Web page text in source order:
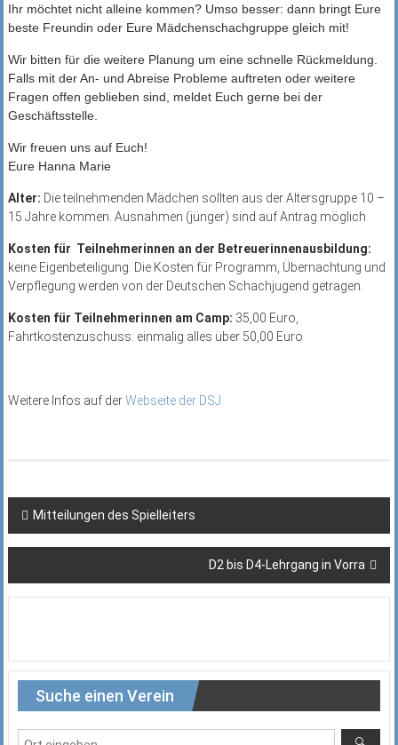
Ihr möchtet nicht alleine kommen? Umso besser: dann bringt Eure
beste Freundin oder Eure Mädchenschachgruppe gleich mit!
Wir bitten für die weitere Planung um eine schnelle Rückmeldung.
Falls mit der An- und Abreise Probleme auftreten oder weitere
Fragen offen geblieben sind, meldet Euch gerne bei der
Geschäftsstelle.
Wir freuen uns auf Euch!
Eure Hanna Marie
Alter: Die teilnehmenden Mädchen sollten aus der Altersgruppe 10 –
15 Jahre kommen. Ausnahmen (jünger) sind auf Antrag möglich
Kosten für Teilnehmerinnen an der Betreuerinnenausbildung:
keine Eigenbeteiligung. Die Kosten für Programm, Übernachtung und
Verpflegung werden von der Deutschen Schachjugend getragen.
Kosten für Teilnehmerinnen am Camp: 35,00 Euro,
Fahrtkostenzuschuss: einmalig alles über 50,00 Euro
Weitere Infos auf derWebseite der DSJ
Beitragsnavigation
Mitteilungen des Spielleiters
D2 bis D4-Lehrgang in Vorra
Suche einen Verein